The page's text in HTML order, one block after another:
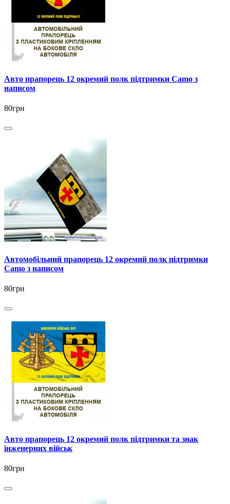
Авто прапорець 12 окремий полк підтримки Camo з
написом
80грн
Автомобільний прапорець 12 окремий полк підтримки
Camo з написом
80грн
Авто прапорець 12 окремий полк підтримки та знак
інженерних військ
80грн